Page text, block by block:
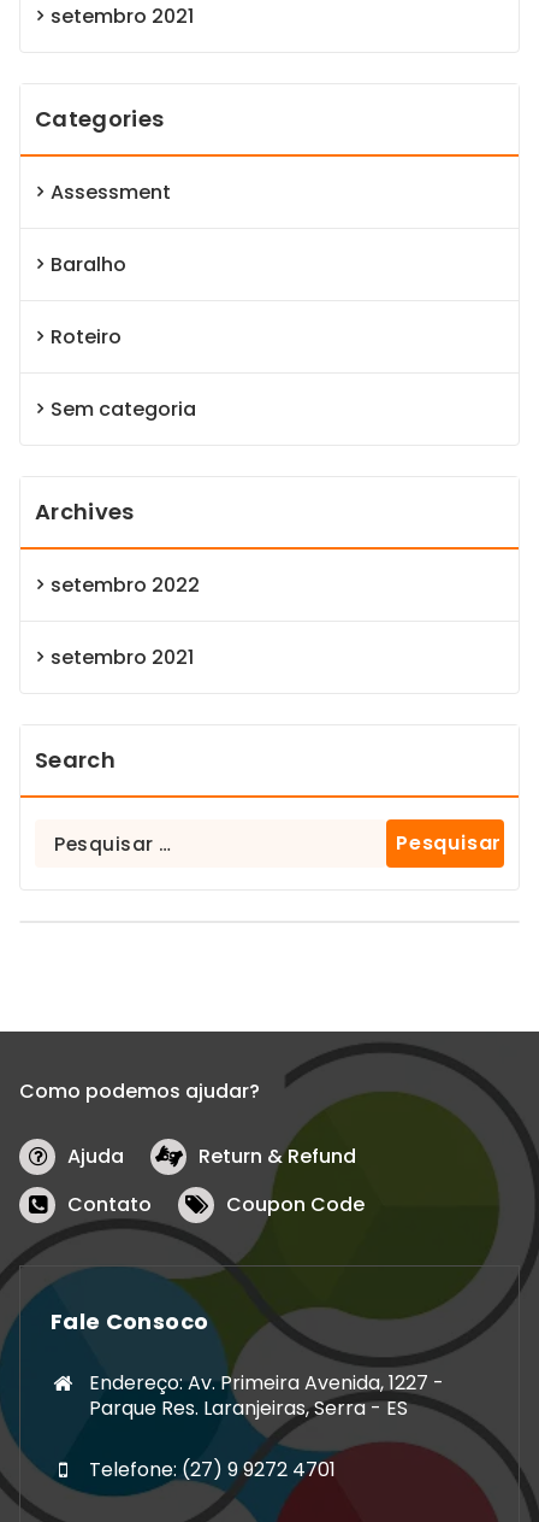
setembro 2021
Categories
Assessment
Baralho
Roteiro
Sem categoria
Archives
setembro 2022
setembro 2021
Search
Como podemos ajudar?
Ajuda
Return & Refund
Contato
Coupon Code
Fale Consoco
Endereço: Av. Primeira Avenida, 1227 -
Parque Res. Laranjeiras, Serra - ES
Telefone: (27) 9 9272 4701